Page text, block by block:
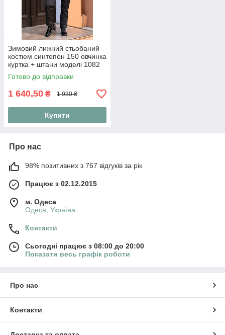
Зимовий лижний стьобаний
костюм синтепон 150 овчинка
куртка + штани моделі 1082
(42-56) 46, Червоний
Готово до відправки
1 640,50 ₴ 1 930 ₴
Купити
Про нас
98% позитивних з 767 відгуків за рік
Працює з 02.12.2015
м. Одеса
Одеса, Україна
Контакти
Сьогодні працює з 08:00 до 20:00
Показати весь графік роботи
Про нас
Контакти